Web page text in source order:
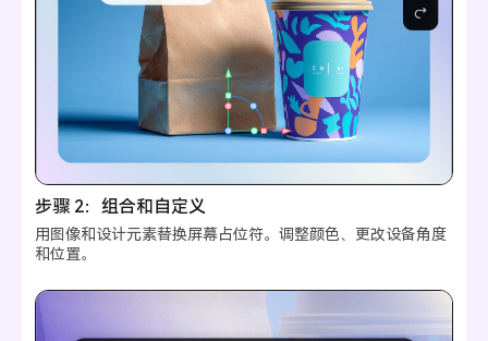
步骤 2：组合和自定义
用图像和设计元素替换屏幕占位符。调整颜色、更改设备角度
和位置。